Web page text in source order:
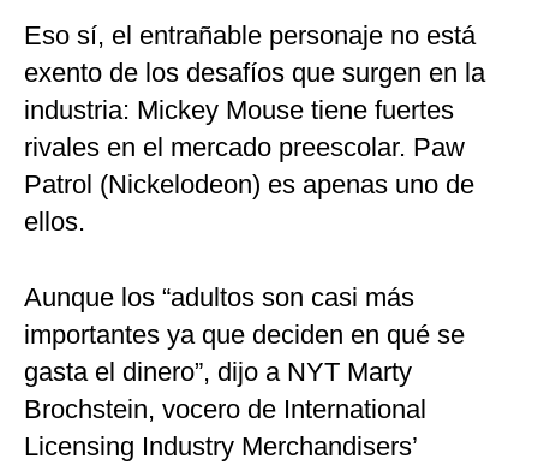
Eso sí, el entrañable personaje no está
exento de los desafíos que surgen en la
industria: Mickey Mouse tiene fuertes
rivales en el mercado preescolar. Paw
Patrol (Nickelodeon) es apenas uno de
ellos.
Aunque los “adultos son casi más
importantes ya que deciden en qué se
gasta el dinero”, dijo a NYT Marty
Brochstein, vocero de International
Licensing Industry Merchandisers’